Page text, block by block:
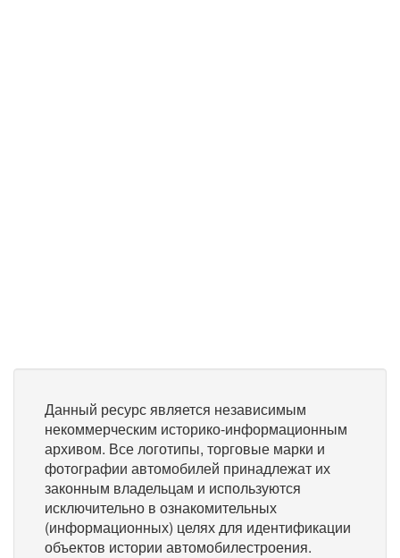
Данный ресурс является независимым
некоммерческим историко-информационным
архивом. Все логотипы, торговые марки и
фотографии автомобилей принадлежат их
законным владельцам и используются
исключительно в ознакомительных
(информационных) целях для идентификации
объектов истории автомобилестроения.